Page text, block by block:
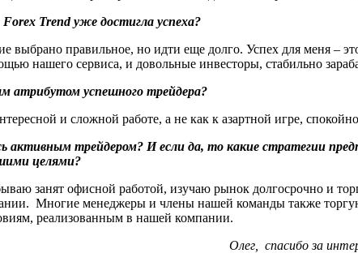
Trend уже достигла успеха?
выбрано правильное, но идти еще долго. Успех для меня –
нашего сервиса, и довольные инвесторы, стабильно
атрибутом успешного трейдера?
и сложной работе, а не как к азартной игре,
трейдером? И если да, то какие стратегии
целями?
занят офисной работой, изучаю рынок долгосрочно и
Многие менеджеры и члены нашей команды также
реализованным в нашей компании.
Олег, спасибо за